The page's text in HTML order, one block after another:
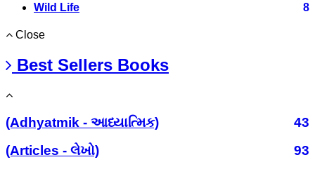
Wild Life 8
Close
Best Sellers Books
(Adhyatmik - આધ્યાત્મિક)
43
(Articles - લેખો)
93